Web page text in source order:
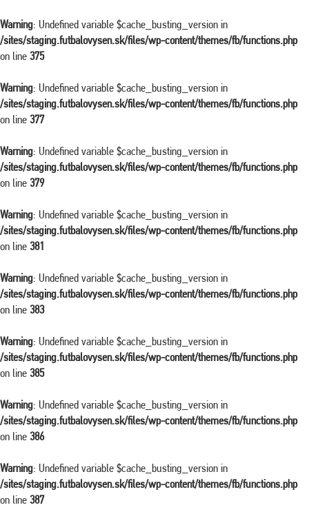
Warning: Undefined variable $cache_busting_version in
/sites/staging.futbalovysen.sk/files/wp-content/themes/fb/functions.php
on line 375
Warning: Undefined variable $cache_busting_version in
/sites/staging.futbalovysen.sk/files/wp-content/themes/fb/functions.php
on line 377
Warning: Undefined variable $cache_busting_version in
/sites/staging.futbalovysen.sk/files/wp-content/themes/fb/functions.php
on line 379
Warning: Undefined variable $cache_busting_version in
/sites/staging.futbalovysen.sk/files/wp-content/themes/fb/functions.php
on line 381
Warning: Undefined variable $cache_busting_version in
/sites/staging.futbalovysen.sk/files/wp-content/themes/fb/functions.php
on line 383
Warning: Undefined variable $cache_busting_version in
/sites/staging.futbalovysen.sk/files/wp-content/themes/fb/functions.php
on line 385
Warning: Undefined variable $cache_busting_version in
/sites/staging.futbalovysen.sk/files/wp-content/themes/fb/functions.php
on line 386
Warning: Undefined variable $cache_busting_version in
/sites/staging.futbalovysen.sk/files/wp-content/themes/fb/functions.php
on line 387